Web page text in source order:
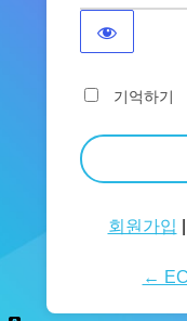
기억하기
회원가입
←